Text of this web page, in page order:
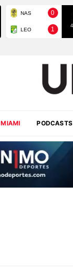
MIAMI PODCASTS